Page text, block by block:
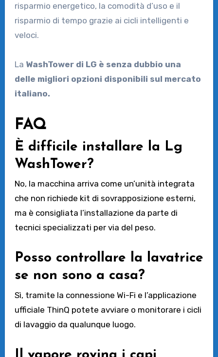
risparmio energetico, la comodità d’uso e il
risparmio di tempo grazie ai cicli intelligenti e
veloci.
La WashTower di LG è senza dubbio una
delle migliori opzioni disponibili sul mercato
italiano.
FAQ
È difficile installare la Lg
WashTower?
No, la macchina arriva come un’unità integrata
che non richiede kit di sovrapposizione esterni,
ma è consigliata l’installazione da parte di
tecnici specializzati per via del peso.
Posso controllare la lavatrice
se non sono a casa?
Sì, tramite la connessione Wi-Fi e l’applicazione
ufficiale ThinQ potete avviare o monitorare i cicli
di lavaggio da qualunque luogo.